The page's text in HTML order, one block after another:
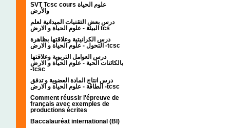
SVT Tcsc cours علوم الحياة
والأرض
درس بعض التقنيات الميدانية لعلم
البيئة - علوم الحياة و الارض tcs
درس الكرانيتية وعلاقتها بظاهرة
التحول - علوم الحياة و الارض -tcsc
درس العوامل التربوية وعلاقتها
بالكائنات الحية - علوم الحياة و الارض
-tcsc
درس انتاج المادة العضوية و تدفق
الطاقة - علوم الحياة و الارض -tcsc
Comment réussir l'épreuve de
français avec exemples de
productions écrites
Baccalauréat international (BI)